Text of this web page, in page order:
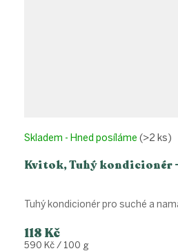
Kvitok, Tuhý kondicionér
Skladem - Hned posíláme (>2 ks)
118 Kč
Měrná
590 Kč / 100 g
Tuhý kondicionér pro suché a